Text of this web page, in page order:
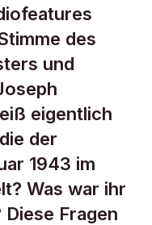
des
und
eigentlich
der
1943 im
Was war ihr
Fragen